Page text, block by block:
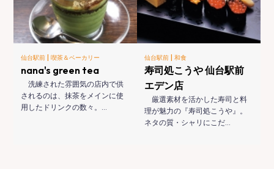
仙台駅前 |喫茶＆ベーカリー
nana's green tea
洗練された雰囲気の店内で供
されるのは、抹茶をメインに使
用したドリンクの数々。…
仙台駅前 | 和食
寿司処こうや 仙台駅前
エデン店
厳選素材を活かした寿司と料
理が魅力の『寿司処こうや』。
ネタの質・シャリにこだ…